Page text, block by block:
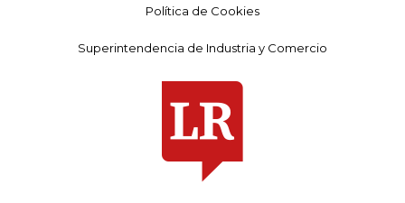
Política de Cookies
Superintendencia de Industria y Comercio